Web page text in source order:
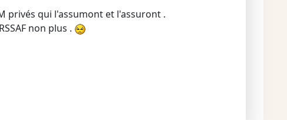
privés qui l'assumont et l'assuront .
non plus .